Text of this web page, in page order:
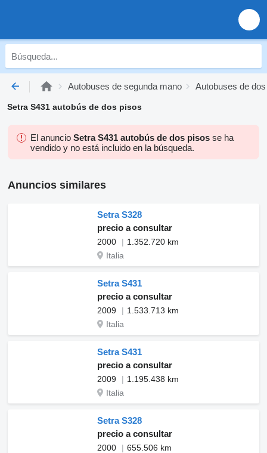
Autobuses de segunda mano Autobuses de
Setra S431 autobús de dos pisos
El anuncio Setra S431 autobús de dos pisos se ha
vendido y no está incluido en la búsqueda.
Anuncios similares
Setra S328
precio a consultar
2000
1.352.720 km
Italia
Setra S431
precio a consultar
2009
1.533.713 km
Italia
Setra S431
precio a consultar
2009
1.195.438 km
Italia
Setra S328
precio a consultar
2000
655.506 km